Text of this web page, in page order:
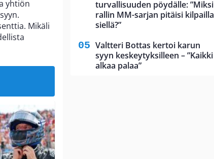
yhtiön
Mikäli
turvallisuuden pöydälle: ”Miksi
rallin MM-sarjan pitäisi kilpailla
siellä?”
Valtteri Bottas kertoi karun
syyn keskeytyksilleen – ”Kaikki
alkaa palaa”